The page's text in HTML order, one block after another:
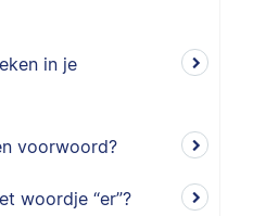
in je
voorwoord?
woordje “er”?